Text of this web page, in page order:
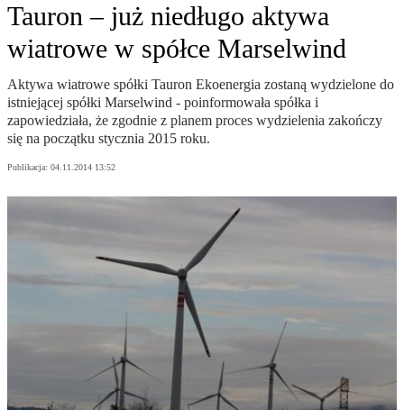
Tauron – już niedługo aktywa
wiatrowe w spółce Marselwind
Aktywa wiatrowe spółki Tauron Ekoenergia zostaną wydzielone do
istniejącej spółki Marselwind - poinformowała spółka i
zapowiedziała, że zgodnie z planem proces wydzielenia zakończy
się na początku stycznia 2015 roku.
Publikacja: 04.11.2014 13:52